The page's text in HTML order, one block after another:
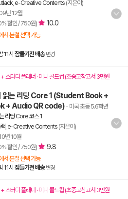
, e-Creative Contents (지은이)
년 12월
할인 / 750원) 10.0
서 분철 선택 가능
11시 잠들기전 배송 변경
스터디 플래너 · 미니 콜드컵 (초중고참고서 3만원
읽는 리딩 Core 1 (Student Book +
+ Audio QR code) - 미국 초등 5.6학년
리딩 Core 코스 1
e-Creative Contents (지은이)
년 10월
할인 / 750원) 9.8
서 분철 선택 가능
11시 잠들기전 배송 변경
스터디 플래너 · 미니 콜드컵 (초중고참고서 3만원